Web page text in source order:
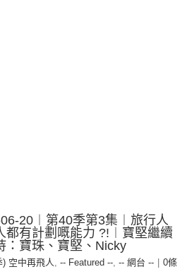
20︱第40季第3集︱旅行人
都有計劃嘅能力 ?!︱寶堅繼續
：寶珠、寶堅、Nicky
) 空中再飛人, -- Featured --, -- 網台 --
0條